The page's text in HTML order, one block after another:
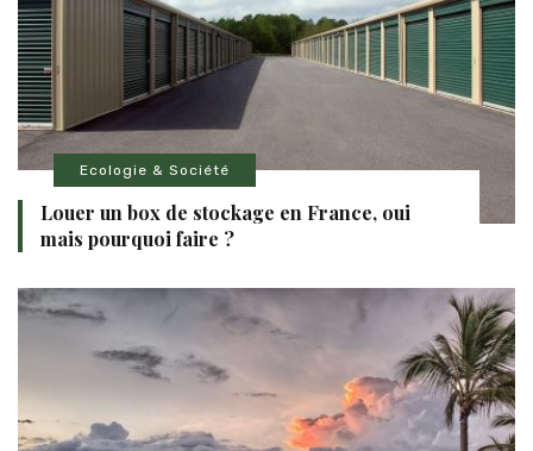
Ecologie & Société
Louer un box de stockage en France, oui
mais pourquoi faire ?